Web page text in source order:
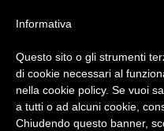
Informativa
Questo sito o gli strumenti
di cookie necessari al
nella cookie policy. Se vuoi
a tutti o ad alcuni cookie,
Chiudendo questo banner,